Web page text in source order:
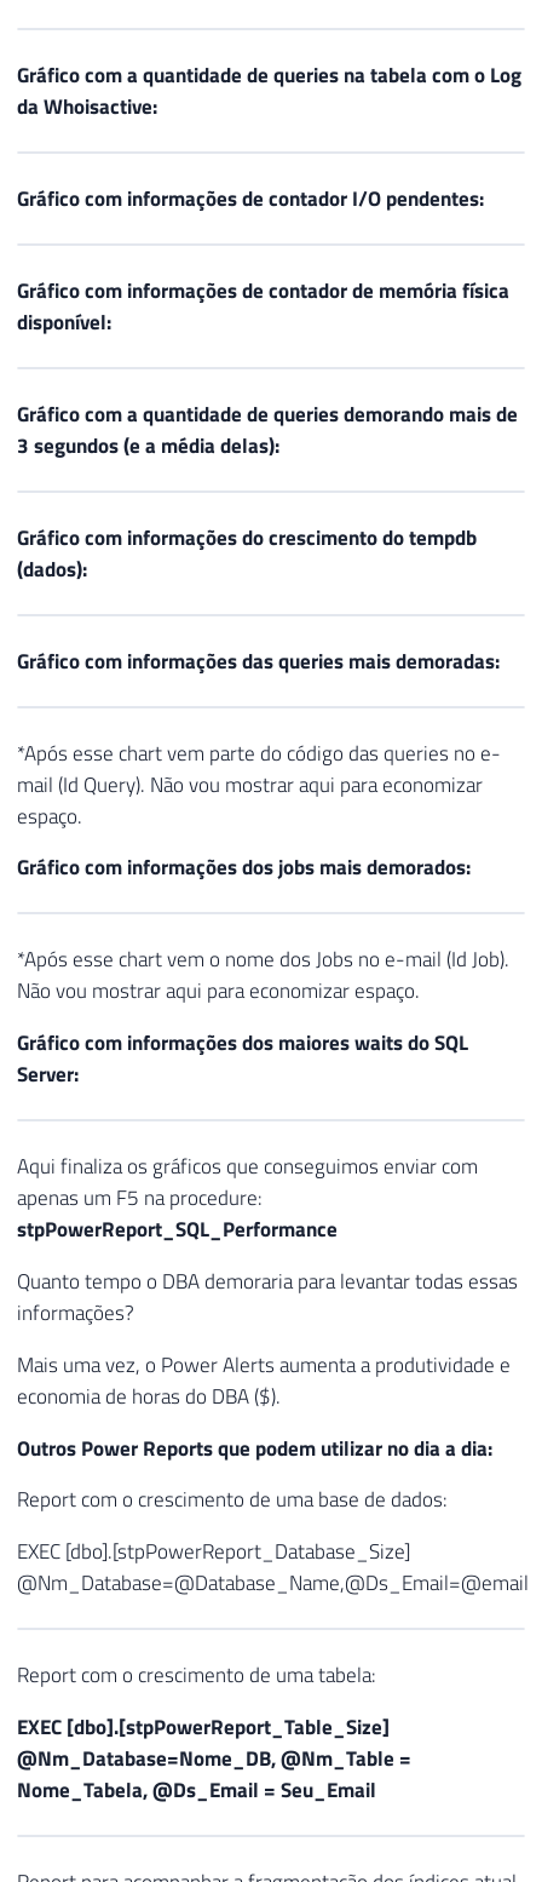
Gráfico com a quantidade de queries na tabela com o Log
da Whoisactive:
Gráfico com informações de contador I/O pendentes:
Gráfico com informações de contador de memória física
disponível:
Gráfico com a quantidade de queries demorando mais de
3 segundos (e a média delas):
Gráfico com informações do crescimento do tempdb
(dados):
Gráfico com informações das queries mais demoradas:
*Após esse chart vem parte do código das queries no e-
mail (Id Query). Não vou mostrar aqui para economizar
espaço.
Gráfico com informações dos jobs mais demorados:
*Após esse chart vem o nome dos Jobs no e-mail (Id Job).
Não vou mostrar aqui para economizar espaço.
Gráfico com informações dos maiores waits do SQL
Server:
Aqui finaliza os gráficos que conseguimos enviar com
apenas um F5 na procedure:
stpPowerReport_SQL_Performance
Quanto tempo o DBA demoraria para levantar todas essas
informações?
Mais uma vez, o Power Alerts aumenta a produtividade e
economia de horas do DBA ($).
Outros Power Reports que podem utilizar no dia a dia:
Report com o crescimento de uma base de dados:
EXEC [dbo].[stpPowerReport_Database_Size]
@Nm_Database=@Database_Name,@Ds_Email=@email
Report com o crescimento de uma tabela:
EXEC [dbo].[stpPowerReport_Table_Size]
@Nm_Database=Nome_DB, @Nm_Table =
Nome_Tabela, @Ds_Email = Seu_Email